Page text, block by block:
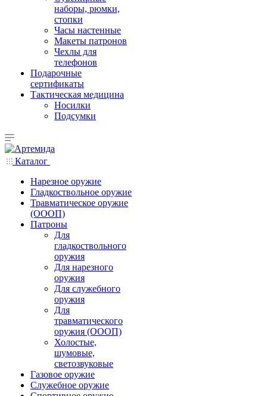
наборы, рюмки,
стопки
Часы настенные
Макеты патронов
Чехлы для
телефонов
Подарочные
сертификаты
Тактическая медицина
Носилки
Подсумки
Каталог
Нарезное оружие
Гладкоствольное оружие
Травматическое оружие
(ОООП)
Патроны
Для
гладкоствольного
оружия
Для нарезного
оружия
Для служебного
оружия
Для
травматического
оружия (ОООП)
Холостые,
шумовые,
светозвуковые
Газовое оружие
Служебное оружие